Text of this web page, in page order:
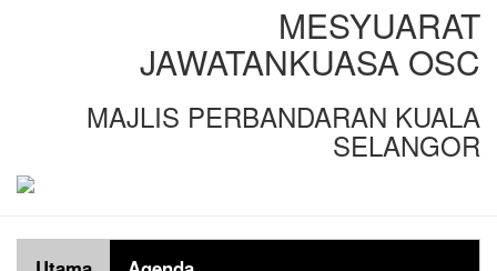
MESYUARAT
JAWATANKUASA OSC
MAJLIS PERBANDARAN KUALA
SELANGOR